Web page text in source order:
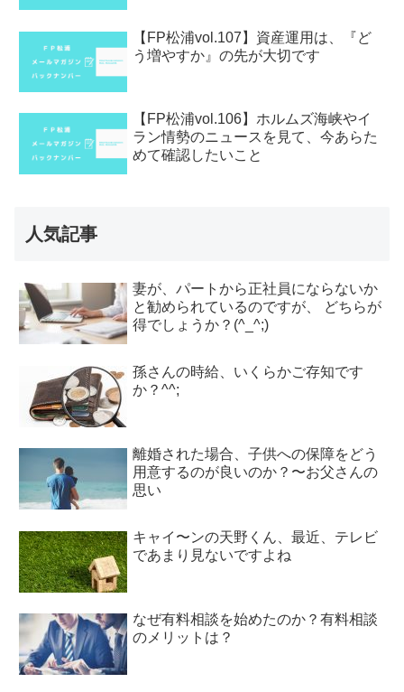
【FP松浦vol.107】資産運用は、『ど
う増やすか』の先が大切です
【FP松浦vol.106】ホルムズ海峡やイ
ラン情勢のニュースを見て、今あらた
めて確認したいこと
人気記事
妻が、パートから正社員にならないか
と勧められているのですが、 どちらが
得でしょうか？(^_^;)
孫さんの時給、いくらかご存知です
か？^^;
離婚された場合、子供への保障をどう
用意するのが良いのか？〜お父さんの
思い
キャイ〜ンの天野くん、最近、テレビ
であまり見ないですよね
なぜ有料相談を始めたのか？有料相談
のメリットは？